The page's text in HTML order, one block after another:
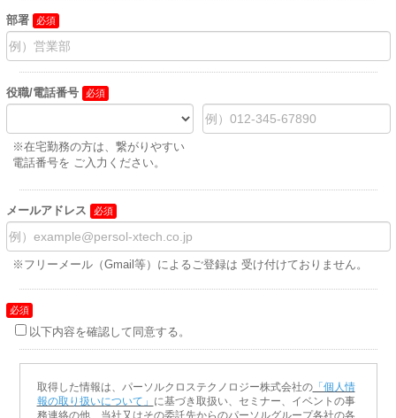
部署
役職/電話番号
※在宅勤務の方は、繋がりやすい
電話番号を ご入力ください。
メールアドレス
※フリーメール（Gmail等）によるご登録は 受け付けておりません。
以下内容を確認して同意する。
取得した情報は、パーソルクロステクノロジー株式会社の「個人情
報の取り扱いについて」 に基づき取扱い、セミナー、イベントの事
務連絡の他、当社又はその委託先からのパーソルグループ各社の各